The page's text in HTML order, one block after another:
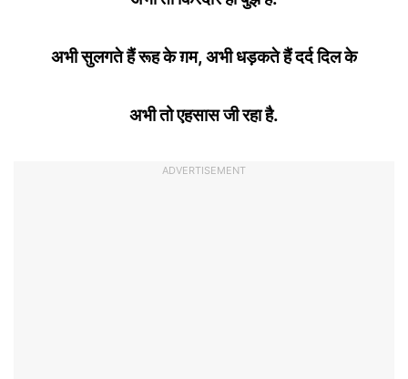
अभी सुलगते हैं रूह के ग़म, अभी धड़कते हैं दर्द दिल के
अभी तो एहसास जी रहा है.
ADVERTISEMENT